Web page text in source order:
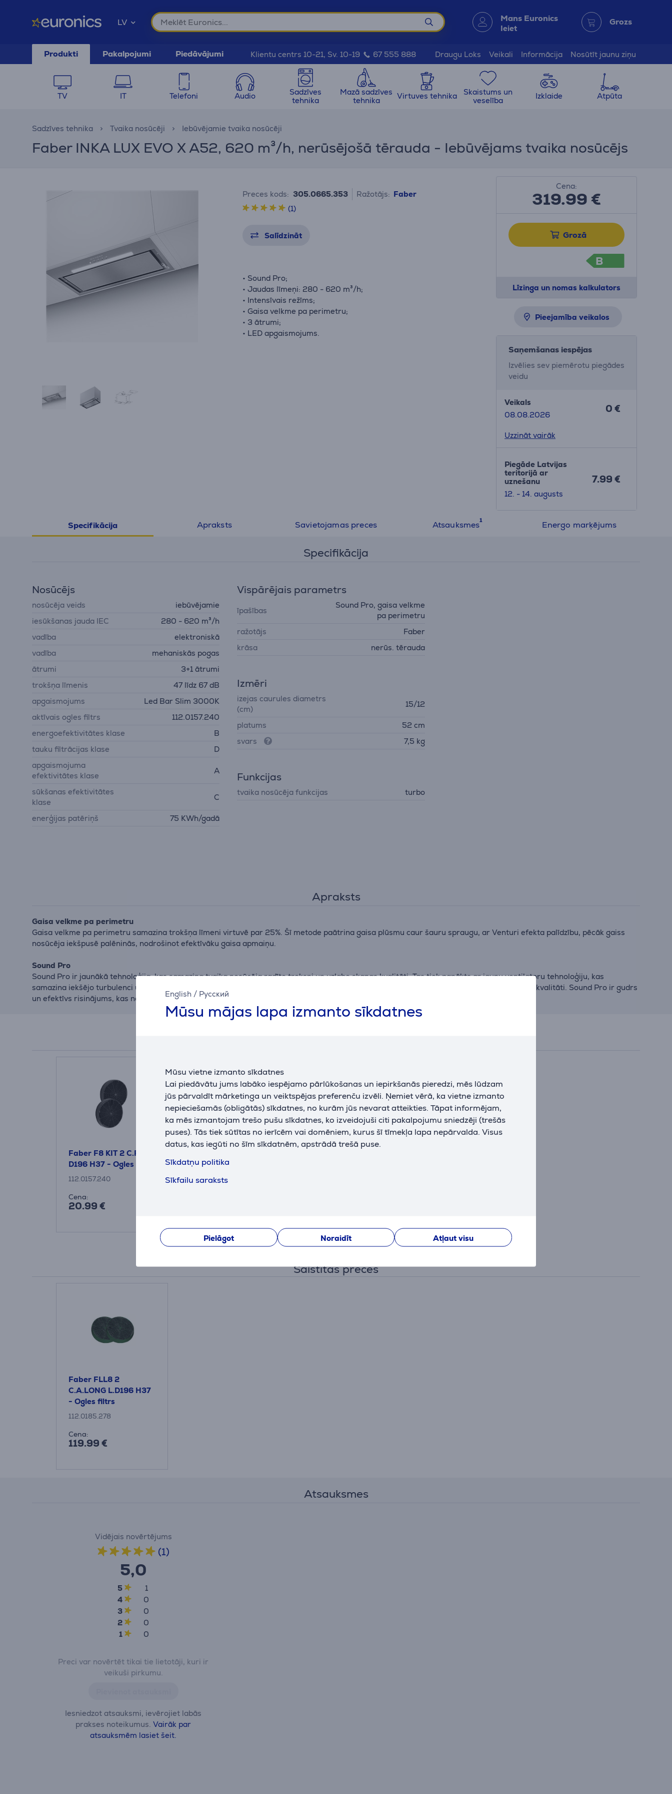
English / Русский
Mūsu mājas lapa izmanto sīkdatnes
Mūsu vietne izmanto sīkdatnes
Lai piedāvātu jums labāko iespējamo pārlūkošanas un iepirkšanās pieredzi, mēs lūdzam
jūs pārvaldīt mārketinga un veiktspējas preferenču izvēli. Ņemiet vērā, ka vietne izmanto
nepieciešamās (obligātās) sīkdatnes, no kurām jūs nevarat atteikties. Tāpat informējam,
ka mēs izmantojam trešo pušu sīkdatnes, ko izveidojuši citi pakalpojumu sniedzēji (trešās
puses). Tās tiek sūtītas no ierīcēm vai domēniem, kurus šī tīmekļa lapa nepārvalda. Visus
datus, kas iegūti no šīm sīkdatnēm, apstrādā trešā puse.
Sīkdatņu politika
Sīkfailu saraksts
Pielāgot Noraidīt Atļaut visu
LV Mans Euronics
Ieiet
Grozs
Produkti Pakalpojumi Piedāvājumi Klientu centrs 10-21, Sv. 10-19 67 555 888 Draugu Loks Veikali Informācija Nosūtīt jaunu ziņu
TV IT Telefoni Audio
Sadzīves
tehnika
Mazā sadzīves
tehnika
Virtuves tehnika
Skaistums un
veselība
Izklaide Atpūta
Sadzīves tehnika Tvaika nosūcēji Iebūvējamie tvaika nosūcēji
Faber INKA LUX EVO X A52, 620 m³/h, nerūsējošā tērauda - Iebūvējams tvaika nosūcējs
Preces kods: 305.0665.353 Ražotājs: Faber
(1)
Salīdzināt
• Sound Pro;
• Jaudas līmeņi: 280 - 620 m³/h;
• Intensīvais režīms;
• Gaisa velkme pa perimetru;
• 3 ātrumi;
• LED apgaismojums.
Cena:
319.99€
Grozā
B
Līzinga un nomas kalkulators
Pieejamība veikalos
Saņemšanas iespējas
Izvēlies sev piemērotu piegādes
veidu
Veikals
08.08.2026
0 €
Uzzināt vairāk
Piegāde Latvijas
teritorijā ar
uznešanu
12. - 14. augusts
7.99 €
Specifikācija Apraksts Savietojamas preces Atsauksmes Energo marķējums
Specifikācija
Nosūcējs
nosūcēja veids
iebūvējamie
iesūkšanas jauda IEC
280 - 620 m³/h
vadība
elektroniskā
vadība
mehaniskās pogas
ātrumi
3+1 ātrumi
trokšņa līmenis
47 līdz 67 dB
apgaismojums
Led Bar Slim 3000K
aktīvais ogles filtrs
112.0157.240
energoefektivitātes klase
B
tauku filtrācijas klase
D
apgaismojuma
efektivitātes klase
A
sūkšanas efektivitātes
klase
C
enerģijas patēriņš 75 KWh/gadā
Vispārējais parametrs
īpašības
Sound Pro, gaisa velkme
pa perimetru
ražotājs
Faber
krāsa
nerūs. tērauda
Izmēri
izejas caurules diametrs
(cm)
15/12
platums
52 cm
svars
7,5 kg
Funkcijas
tvaika nosūcēja funkcijas turbo
Apraksts
Gaisa velkme pa perimetru
Gaisa velkme pa perimetru samazina trokšņa līmeni virtuvē par 25%. Šī metode paātrina gaisa plūsmu caur šauru spraugu, ar Venturi efekta palīdzību, pēcāk gaiss
nosūcēja iekšpusē palēninās, nodrošinot efektīvāku gaisa apmaiņu.
Sound Pro
Sound Pro ir jaunākā tehnoloģija, kas samazina tvaika nosūcēja radīto troksni un uzlabo skaņas kvalitāti. Tas tiek panākts ar jaunu ventilatoru tehnoloģiju, kas
samazina iekšējo turbulenci un gaisa plūsmas virpuļus. Pateicoties tam, ir iespējams samazināt trokšņa līmeni un uzlabot nosūcēja skaņas kvalitāti. Sound Pro ir gudrs
un efektīvs risinājums, kas nodrošina patīkamāku un klusāku atmosfēru virtuvē.
Faber F8 KIT 2 C.F.
D196 H37 - Ogles filtrs
112.0157.240
Cena:
20.99 €
Saistītās preces
Faber FLL8 2
C.A.LONG L.D196 H37
- Ogles filtrs
112.0185.278
Cena:
119.99 €
Atsauksmes
Vidējais novērtējums
(1)
5,0
5
1
4
0
3
0
2
0
1
0
Preci var novērtēt tikai tie lietotāji, kuri ir
veikuši pirkumu.
Iesniedzot atsauksmi, ievērojiet labās
prakses noteikumus.Vairāk par
atsauksmēm lasiet šeit.